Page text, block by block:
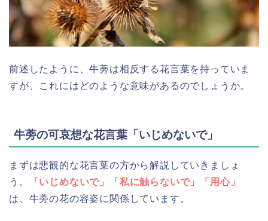
前述したように、牛蒡は相反する花言葉を持っていま
すが、これにはどのような意味があるのでしょうか。
牛蒡の可哀想な花言葉「いじめないで」
まずは悲観的な花言葉の方から解説していきましょ
う。
「いじめないで」「私に触らないで」「用心」
は、牛蒡の花の容姿に関係しています。